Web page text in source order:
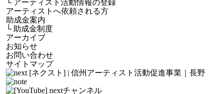
└ アーティスト活動情報の登録
アーティストへ依頼される方
助成金案内
└ 助成金制度
アーカイブ
お知らせ
お問い合わせ
サイトマップ